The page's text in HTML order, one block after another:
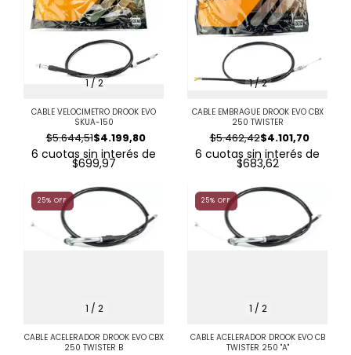
1/2
CABLE VELOCIMETRO DROOK EVO
SKUA-150
$4.199,80
$5.644,51
6 cuotas sin interés de
$699,97
1/2
CABLE EMBRAGUE DROOK EVO CBX
250 TWISTER
$4.101,70
$5.462,42
6 cuotas sin interés de
$683,62
1 / 2
25% OFF
CABLE ACELERADOR DROOK EVO CBX
250 TWISTER B
1 / 2
25% OFF
CABLE ACELERADOR DROOK EVO CB
TWISTER 250 "A"